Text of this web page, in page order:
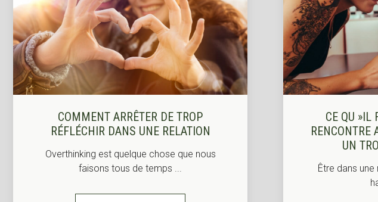
COMMENT ARRÊTER DE TROP
RÉFLÉCHIR DANS UNE RELATION
Overthinking est quelque chose que nous
faisons tous de temps ...
CE QU »IL
RENCONTRE
UN
Être dans